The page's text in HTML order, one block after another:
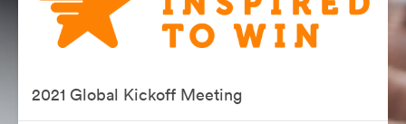
2021 Global Kickoff Meeting